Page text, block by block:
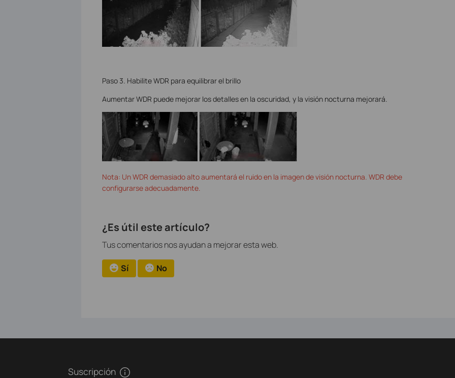
Paso 3. Habilite WDR para equilibrar el brillo
Aumentar WDR puede mejorar los detalles en la oscuridad, y la visión nocturna mejorará.
Nota: Un WDR demasiado alto aumentará el ruido en la imagen de visión nocturna. WDR debe
configurarse adecuadamente.
¿Es útil este artículo?
Tus comentarios nos ayudan a mejorar esta web.
Sí No
Suscripción